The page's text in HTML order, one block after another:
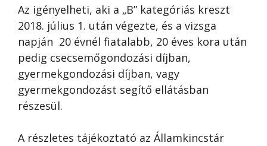
Az igényelheti, aki a „B” kategóriás kreszt
2018. július 1. után végezte, és a vizsga
napján 20 évnél fiatalabb, 20 éves kora után
pedig csecsemőgondozási díjban,
gyermekgondozási díjban, vagy
gyermekgondozást segítő ellátásban
részesül.
A részletes tájékoztató az Államkincstár